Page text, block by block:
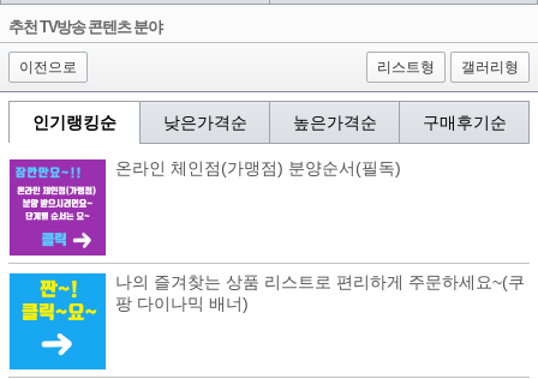
1
추천 TV방송 콘텐츠 분야
이전으로 리스트형 갤러리형
인기랭킹순 낮은가격순 높은가격순 구매후기순
온라인 체인점(가맹점) 분양순서(필독)
나의 즐겨찾는 상품 리스트로 편리하게 주문하세요~(쿠
팡 다이나믹 배너)